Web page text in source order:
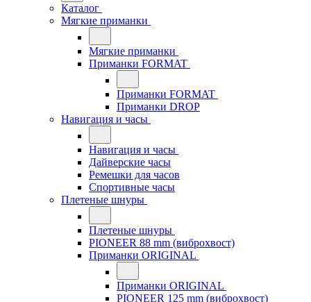
Каталог
Мягкие приманки
Мягкие приманки
Приманки FORMAT
Приманки FORMAT
Приманки DROP
Навигация и часы
Навигация и часы
Дайверские часы
Ремешки для часов
Спортивные часы
Плетеные шнуры
Плетеные шнуры
PIONEER 88 mm (виброхвост)
Приманки ORIGINAL
Приманки ORIGINAL
PIONEER 125 mm (виброхвост)